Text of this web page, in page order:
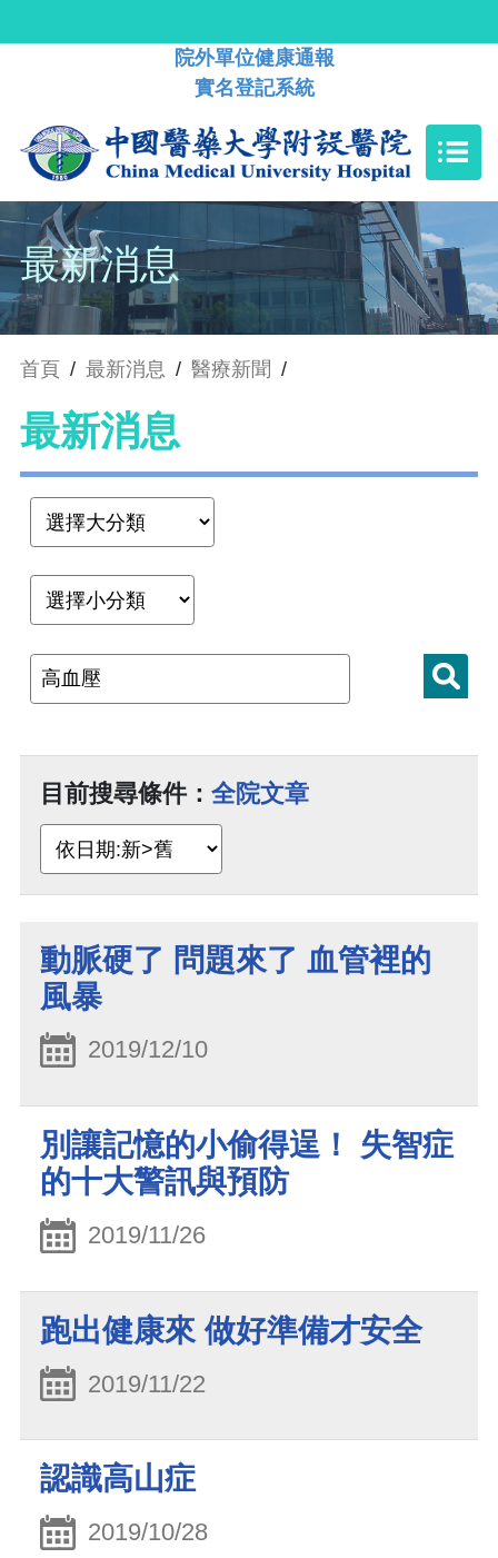
院外單位健康通報
實名登記系統
最新消息
首頁 / 最新消息 / 醫療新聞 /
最新消息
目前搜尋條件： 全院文章
動脈硬了 問題來了 血管裡的
風暴
2019/12/10
別讓記憶的小偷得逞！ 失智症
的十大警訊與預防
2019/11/26
跑出健康來 做好準備才安全
2019/11/22
認識高山症
2019/10/28